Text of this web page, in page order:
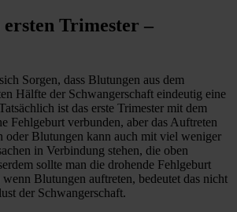
Trimester –
Sorgen, dass Blutungen aus dem
Hälfte der Schwangerschaft eindeutig eine
ist das erste Trimester mit dem
Fehlgeburt verbunden, aber das Auftreten
oder Blutungen kann auch mit viel weniger
in Verbindung stehen, die oben
sollte man die drohende Fehlgeburt
Blutungen auftreten, bedeutet das nicht
der Schwangerschaft.